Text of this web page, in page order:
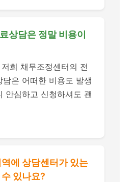
상담은 정말 비용이
희 채무조정센터의 전
담은 어떠한 비용도 발생
안심하고 신청하셔도 괜
에 상담센터가 있는
있나요?